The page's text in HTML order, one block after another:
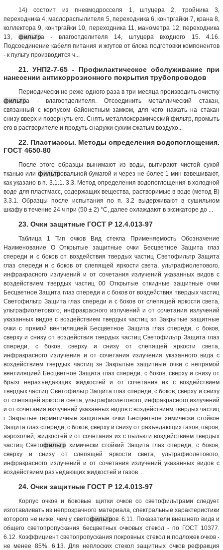
14) состоит из пневмодросселя 1, штуцера 2, тройника 3,
переходника 4, маслораспылителя 5, переходника 6, контргайки 7, крана 8,
коллектора 9, контргайки 10, переходника 11, манометра 12, переходника
13, фильтра - влагоотделителя 14, штуцера входного 15. 4.16.
Подсоединение кабеля питания и жгутов от блока подготовки компонентов
- к пульту производится ч...
21. УНП2-7-65 - Профилактическое обслуживание при
нанесении антикоррозионного покрытия трубопроводов
Периодически не реже одного раза в три месяца производить очистку
фильтра - влагоотделителя. Отсоединить металлический стакан,
связанный с корпусом байонетным замком, для чего нажать на стакан
снизу вверх и повернуть его. Снять металлокерамический фильтр, промыть
его в растворителе и продуть снаружи сухим сжатым воздухо...
22. Пластмассы. Методы определения водопоглощения.
ГОСТ 4650-80
После этого образцы вынимают из воды, вытирают чистой сухой
тканью или фильтровальной бумагой и через не более 1 мин взвешивают,
как указано в п. 3.1.1. 3.3. Метод определения водопоглощения в холодной
воде для пластмасс, содержащих вещества, растворимые в воде (метод В)
3.3.1. Образцы после испытания по п. 3.2 выдерживают в сушильном
шкафу в течение 24 ч при (50 ± 2) °С, далее охлаждают в эксикаторе до ...
23. Очки защитные ГОСТ Р 12.4.013-97
Таблица 1 Тип очков Вид стекла Применяемость Обозна­чение
Наименование О Открытые защит­ные очки Бесцветное Защита глаз
спереди и с боков от воздействия твердых частиц Светофильтр Защита
глаз спереди и с боков от слепящей яркости света, ультрафиолетового,
инфракрасного излучений и от сочетания излучений указанных видов с
воздействием твердых частиц 00 Открытые откид­ные защитные очки
Бесцветное Защита глаз спереди и с боков от воздействия твердых частиц
Светофильтр Защита глаз спереди и с боков от слепящей яркости света,
ультрафиолетового, инфракрасного излучений и от сочетания излучений
указанных видов с воздействием твердых частиц зп Закрытые защит­ные
очки с прямой вентиляцией Бесцветное Защита глаз спереди, с боков,
сверху и снизу от воздействия твердых частиц Светофильтр Защита глаз
спереди, с боков, сверху и снизу от слепящей яркости света,
инфракрасного излучения и от сочетания излучения указанного вида с
воздействием твердых частиц зн Закрытые защит­ные очки с непря­мой
вентиляцией Бесцветное Защита глаз спереди, с боков, сверху и снизу от
брызг неразъедающих жидкостей и от сочетания их с воздействием
твердых частиц Светофильтр Защита глаз спереди, с боков, сверху и снизу
от слепящей яркости света, ультрафиолетового, инфракрасного излучений
и от сочетания излучений указанных видов с воздействием твердых частиц
г Закрытые герме­тичные защитные очки Бесцветное хими­чески стойкое
Защита глаз спереди, с боков, сверху и снизу от разъедающих газов, паров,
аэрозолей, жидкостей и от сочетания их с пылью и воздействием твердых
частиц Светофильтр хи­мически стойкий Защита глаз спереди, с боков,
сверху и снизу от слепящей яркости света, ультрафиолетового,
инфракрасного излучений и от сочетания излучений указанных видов с
воздействием разъедающих жидкостей и газов ...
24. Очки защитные ГОСТ Р 12.4.013-97
Корпус очков и боковые щитки очков со светофильтрами следует
изготавливать из непрозрачного материала, спектральные характеристики
которого не ниже, чем у светофильтров. 6.11. Показатели внешнего вида и
общего светопропускания бесцветных очковых стекол - по ГОСТ 10377.
6.12. Коэффициент светопропускания покровных стекол и подложек очков -
не менее 85%. 6.13. Для неплоских стекол защитных очков рефракция